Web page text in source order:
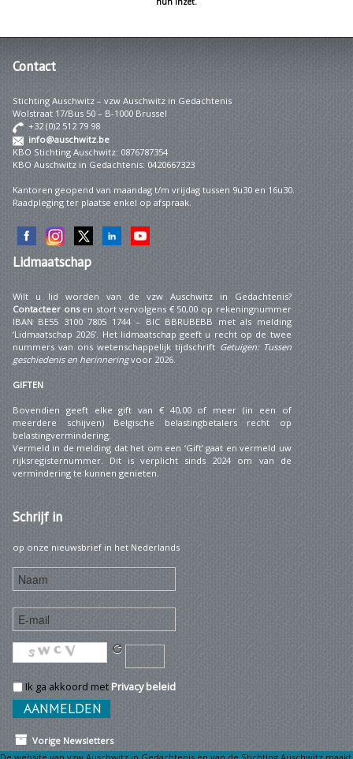
Contact
Stichting Auschwitz – vzw Auschwitz in Gedachtenis
Wolstraat 17/Bus 50 – B-1000 Brussel
+32 (0)2 512 79 98
info@auschwitz.be
KBO Stichting Auschwitz: 0876787354
KBO Auschwitz in Gedachtenis: 0420667323
Kantoren geopend van maandag t/m vrijdag tussen 9u30 en 16u30.
Raadpleging ter plaatse enkel op afspraak.
Lidmaatschap
Wilt u lid worden van de vzw Auschwitz in Gedachtenis?
Contacteer onsen stort vervolgens € 50,00 op rekeningnummer
IBAN BE55 3100 7805 1744 – BIC BBRUBEBB met als melding
‘Lidmaatschap 2026’. Het lidmaatschap geeft u recht op de twee
nummers van ons wetenschappelijk tijdschrift Getuigen: Tussen
geschiedenis en herinneringvoor 2026.
GIFTEN
Bovendien geeft elke gift van € 40,00 of meer (in een of
meerdere schijven) Belgische belastingbetalers recht op
belastingvermindering.
Vermeld in de melding dat het om een ‘Gift’ gaat en vermeld uw
rijksregisternummer. Dit is verplicht sinds 2024 om van de
vermindering te kunnen genieten.
Schrijfin
op onze nieuwsbrief in het Nederlands
Ik ga akkoord metPrivacy beleid
Vorige Newsletters